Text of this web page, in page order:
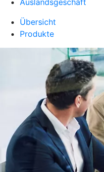
Auslandsgeschäft
Übersicht
Produkte